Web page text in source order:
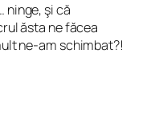
ninge, şi că
ăsta ne făcea
ne-am schimbat?!